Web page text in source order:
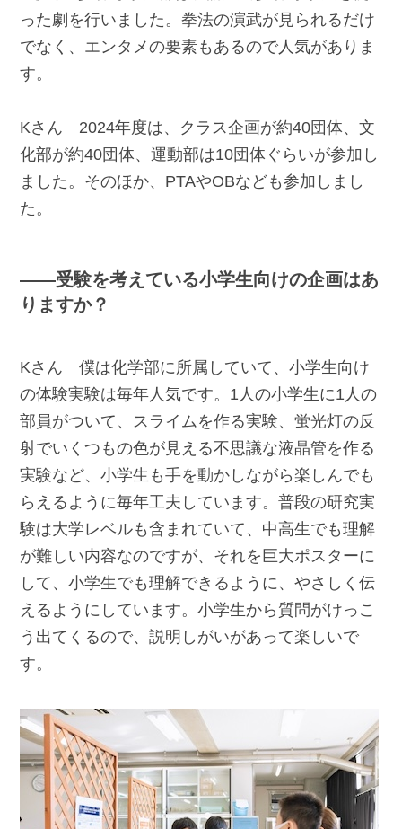
った劇を行いました。拳法の演武が見られるだけ
でなく、エンタメの要素もあるので人気がありま
す。
Kさん 2024年度は、クラス企画が約40団体、文
化部が約40団体、運動部は10団体ぐらいが参加し
ました。そのほか、PTAやOBなども参加しまし
た。
――受験を考えている小学生向けの企画はあ
りますか？
Kさん 僕は化学部に所属していて、小学生向け
の体験実験は毎年人気です。1人の小学生に1人の
部員がついて、スライムを作る実験、蛍光灯の反
射でいくつもの色が見える不思議な液晶管を作る
実験など、小学生も手を動かしながら楽しんでも
らえるように毎年工夫しています。普段の研究実
験は大学レベルも含まれていて、中高生でも理解
が難しい内容なのですが、それを巨大ポスターに
して、小学生でも理解できるように、やさしく伝
えるようにしています。小学生から質問がけっこ
う出てくるので、説明しがいがあって楽しいで
す。